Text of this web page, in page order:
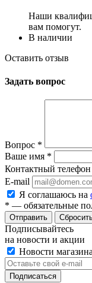
Наши
вам помогут.
В наличии
Оставить отзыв
Задать вопрос
Вопрос *
Ваше имя *
Контактный телефон
E-mail
Я соглашаюсь на
* — обязательные
Подписывайтесь
на новости и акции
Новости магазина